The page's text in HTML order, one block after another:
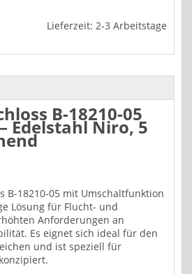
Lieferzeit: 2-3 Arbeitstage
B-18210-05
Edelstahl Niro, 5
B-18210-05 mit Umschaltfunktion
Lösung für Flucht- und
Anforderungen an
Es eignet sich ideal für den
und ist speziell für